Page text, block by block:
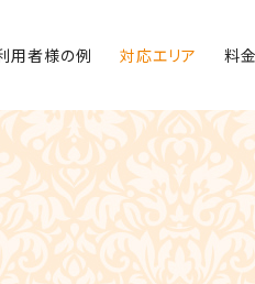
用者様の例 対応エリア 料